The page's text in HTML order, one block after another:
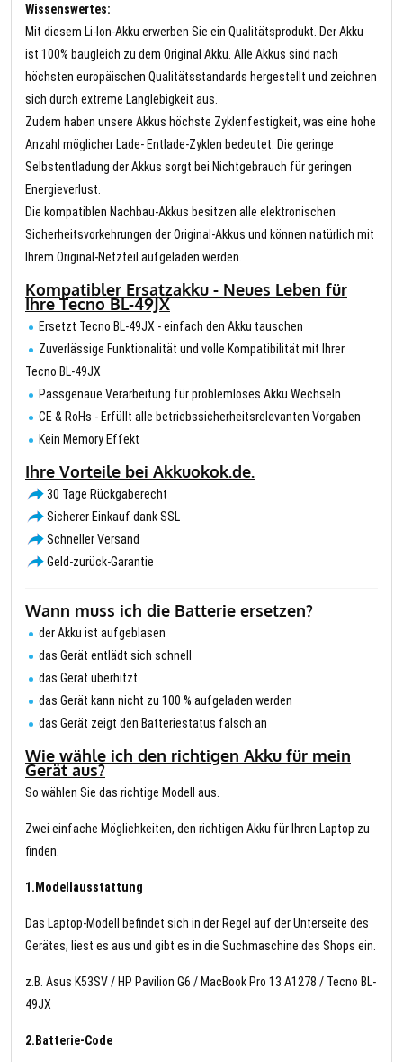
Wissenswertes:
Mit diesem Li-Ion-Akku erwerben Sie ein Qualitätsprodukt. Der Akku
ist 100% baugleich zu dem Original Akku. Alle Akkus sind nach
höchsten europäischen Qualitätsstandards hergestellt und zeichnen
sich durch extreme Langlebigkeit aus.
Zudem haben unsere Akkus höchste Zyklenfestigkeit, was eine hohe
Anzahl möglicher Lade- Entlade-Zyklen bedeutet. Die geringe
Selbstentladung der Akkus sorgt bei Nichtgebrauch für geringen
Energieverlust.
Die kompatiblen Nachbau-Akkus besitzen alle elektronischen
Sicherheitsvorkehrungen der Original-Akkus und können natürlich mit
Ihrem Original-Netzteil aufgeladen werden.
Kompatibler Ersatzakku - Neues Leben für
Ihre Tecno BL-49JX
Ersetzt Tecno BL-49JX - einfach den Akku tauschen
Zuverlässige Funktionalität und volle Kompatibilität mit Ihrer
Tecno BL-49JX
Passgenaue Verarbeitung für problemloses Akku Wechseln
CE & RoHs - Erfüllt alle betriebssicherheitsrelevanten Vorgaben
Kein Memory Effekt
Ihre Vorteile bei Akkuokok.de.
30 Tage Rückgaberecht
Sicherer Einkauf dank SSL
Schneller Versand
Geld-zurück-Garantie
Wann muss ich die Batterie ersetzen?
der Akku ist aufgeblasen
das Gerät entlädt sich schnell
das Gerät überhitzt
das Gerät kann nicht zu 100 % aufgeladen werden
das Gerät zeigt den Batteriestatus falsch an
Wie wähle ich den richtigen Akku für mein
Gerät aus?
So wählen Sie das richtige Modell aus.
Zwei einfache Möglichkeiten, den richtigen Akku für Ihren Laptop zu
finden.
1.Modellausstattung
Das Laptop-Modell befindet sich in der Regel auf der Unterseite des
Gerätes, liest es aus und gibt es in die Suchmaschine des Shops ein.
z.B. Asus K53SV / HP Pavilion G6 / MacBook Pro 13 A1278 / Tecno BL-
49JX
2.Batterie-Code